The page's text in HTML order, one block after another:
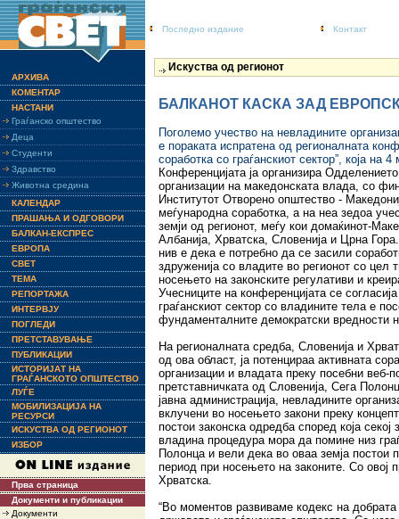
Последно издание Контакт
АРХИВА
КОМЕНТАР
НАСТАНИ
Граѓанско општество
Деца
Студенти
Здравство
Животна средина
КАЛЕНДАР
ПРАШАЊА И ОДГОВОРИ
БАЛКАН-ЕКСПРЕС
ЕВРОПА
СВЕТ
ТЕМА
РЕПОРТАЖА
ИНТЕРВЈУ
ПОГЛЕДИ
ПРЕТСТАВУВАЊЕ
ПУБЛИКАЦИИ
ИСТОРИЈАТ НА
ГРАЃАНСКОТО ОПШТЕСТВО
ЛУЃЕ
МОБИЛИЗАЦИЈА НА
РЕСУРСИ
ИСКУСТВА ОД РЕГИОНОТ
ИЗБОР
Прва страница
Документи и публикации
Документи
Искуства од регионот
БАЛКАНОТ КАСКА ЗАД
Поголемо учество на невладините
е пораката испратена од регионалната
соработка со граѓанскиот сектор”, која на
Конференцијата ја организира
организации на македонската влада, со
Институтот Отворено општество -
меѓународна соработка, а на неа зедоа
земји од регионот, меѓу кои домаќинот-
Албанија, Хрватска, Словенија и Црна
нив е дека е потребно да се засили
здруженија со владите во регионот со цел
носењето на законските регулативи и
Учесниците на конференцијата се
граѓанскиот сектор со владините тела е
фундаменталните демократски вредности
На регионалната средба, Словенија и
од ова област, ја потенцираа активната
организации и владата преку посебни веб-
претставничката од Словенија, Сега
јавна администрација, невладините
вклучени во носењето закони преку
постои законска одредба според која
владина процедура мора да помине низ
Полонца и вели дека во оваа земја постои
период при носењето на законите. Со овој
Хрватска.
“Во моментов развиваме кодекс на